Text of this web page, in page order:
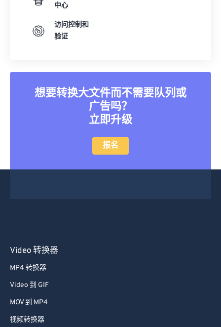
中心
访问控制和
验证
想要转换大文件而不需要队列或
广告吗？
立即升级
报名
Video 转换器
MP4 转换器
Video 到 GIF
MOV 到 MP4
视频转换器